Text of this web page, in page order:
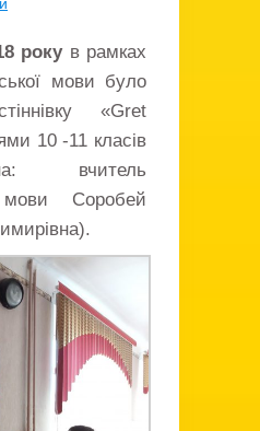
рокув рамках
мови було
«Gret
10 -11 класів
вчитель
мови Соробей